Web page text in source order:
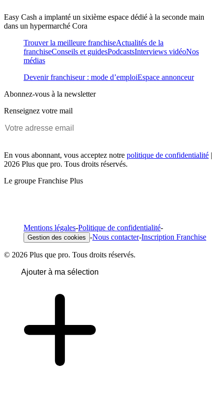
Easy Cash a implanté un sixième espace dédié à la seconde main
dans un hypermarché Cora
Trouver la meilleure franchiseActualités de la
franchiseConseils et guidesPodcastsInterviews vidéoNos
médias
Devenir franchiseur : mode d’emploiEspace annonceur
Abonnez-vous à la newsletter
Renseignez votre mail
En vous abonnant, vous acceptez notre politique de confidentialité |
2026 Plus que pro. Tous droits réservés.
Le groupe Franchise Plus
Mentions légales-Politique de confidentialité-
Gestion des cookies -Nous contacter-Inscription Franchise
© 2026 Plus que pro. Tous droits réservés.
Ajouter à ma sélection